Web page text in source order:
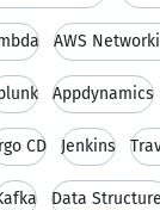
AWS
Appdynamics
CD Jenkins
Data